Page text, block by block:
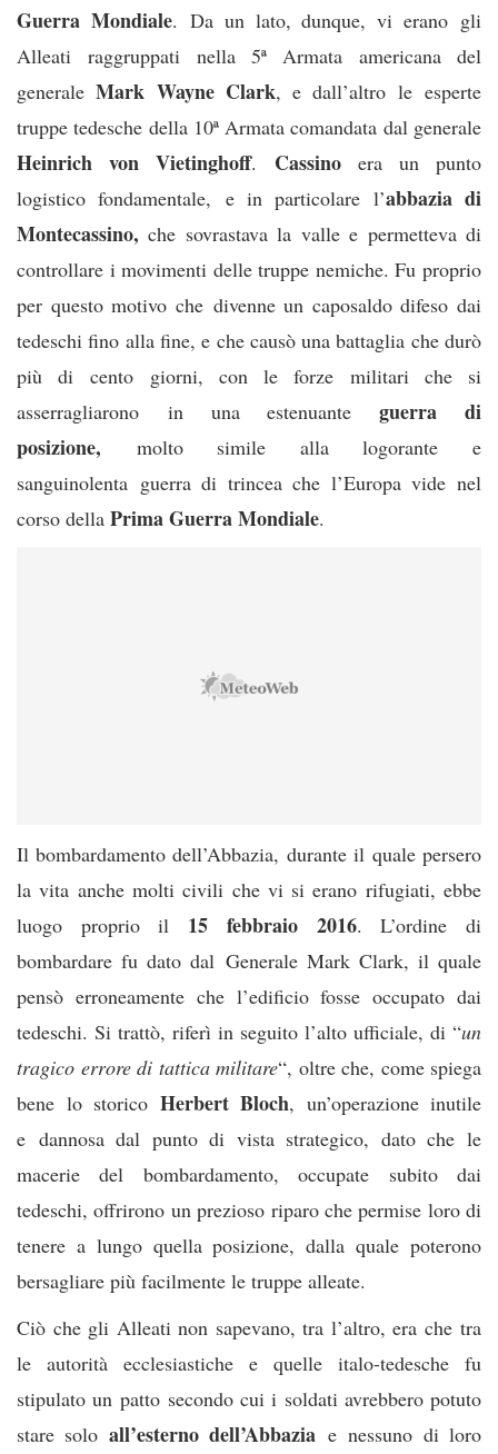
Guerra Mondiale. Da un lato, dunque, vi erano gli
Alleati raggruppati nella 5ª Armata americana del
generaleMark Wayne Clark, e dall’altro le esperte
truppe tedesche della 10ª Armata comandata dal generale
Heinrich von Vietinghoff. Cassinoera un punto
logistico fondamentale, e in particolare l’abbazia di
Montecassino, che sovrastava la valle e permetteva di
controllare i movimenti delle truppe nemiche. Fu proprio
per questo motivo che divenne un caposaldo difeso dai
tedeschi fino alla fine, e che causò una battaglia che durò
più di cento giorni, con le forze militari che si
asserragliarono in una estenuante guerra di
posizione, molto simile alla logorante e
sanguinolenta guerra di trincea che l’Europa vide nel
corso della Prima Guerra Mondiale.
Il bombardamento dell’Abbazia, durante il quale persero
la vita anche molti civili che vi si erano rifugiati, ebbe
luogo proprio il 15 febbraio 2016. L’ordine di
bombardare fu dato dal Generale Mark Clark, il quale
pensò erroneamente che l’edificio fosse occupato dai
tedeschi. Si trattò, riferì in seguito l’alto ufficiale, di “un
tragico errore di tattica militare“, oltre che, come spiega
bene lo storico Herbert Bloch, un’operazione inutile
e dannosa dal punto di vista strategico, dato che le
macerie del bombardamento, occupate subito dai
tedeschi, offrirono un prezioso riparo che permise loro di
tenere a lungo quella posizione, dalla quale poterono
bersagliare più facilmente le truppe alleate.
Ciò che gli Alleati non sapevano, tra l’altro, era che tra
le autorità ecclesiastiche e quelle italo-tedesche fu
stipulato un patto secondo cui i soldati avrebbero potuto
stare solo all’esterno dell’Abbazia e nessuno di loro